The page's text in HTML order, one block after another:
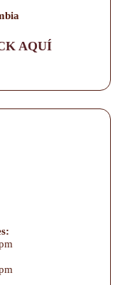
AQUÍ